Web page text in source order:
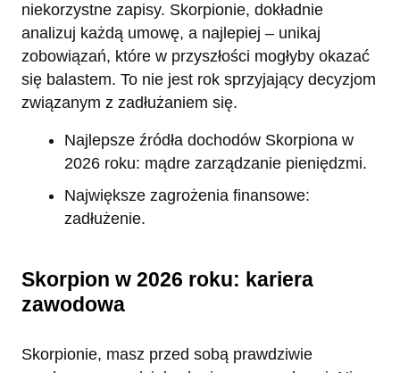
niekorzystne zapisy. Skorpionie, dokładnie
analizuj każdą umowę, a najlepiej – unikaj
zobowiązań, które w przyszłości mogłyby okazać
się balastem. To nie jest rok sprzyjający decyzjom
związanym z zadłużaniem się.
Najlepsze źródła dochodów Skorpiona w
2026 roku: mądre zarządzanie pieniędzmi.
Największe zagrożenia finansowe:
zadłużenie.
Skorpion w 2026 roku: kariera
zawodowa
Skorpionie, masz przed sobą prawdziwie